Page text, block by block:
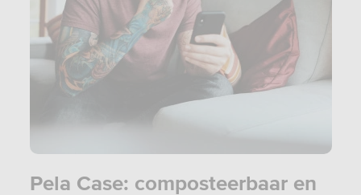
Pela Case: composteerbaar en